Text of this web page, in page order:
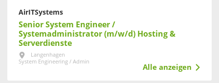
AirITSystems
Senior System Engineer /
Systemadministrator (m/w/d) Hosting &
Serverdienste
Langenhagen
System Engineering / Admin
Alle anzeigen